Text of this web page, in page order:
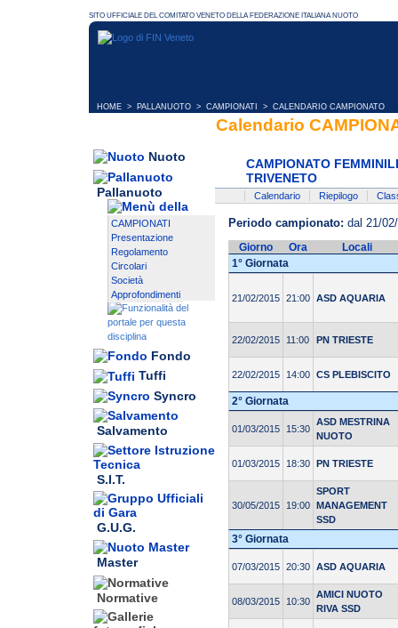
HOME > PALLANUOTO > CAMPIONATI > CALENDARIO CAMPIONATO
Nuoto
Pallanuoto
CAMPIONATI
Presentazione
Regolamento
Circolari
Società
Approfondimenti
Fondo
Tuffi
Syncro
Salvamento
S.I.T.
G.U.G.
Master
Normative
Calendario
CAMPIONATO
TRIVENETO
Calendario Riepilogo
Periodo campionato: dal 21/
Giorno Ora
Locali
1° Giornata
21/02/2015 21:00 ASD AQUARIA
22/02/2015 11:00 PN TRIESTE
22/02/2015 14:00 CS PLEBISCITO
2° Giornata
01/03/2015 15:30
ASD MESTRINA
NUOTO
01/03/2015 18:30 PN TRIESTE
30/05/2015 19:00
SPORT
MANAGEMENT
SSD
3° Giornata
07/03/2015 20:30 ASD AQUARIA
08/03/2015 10:30
AMICI NUOTO
RIVA SSD